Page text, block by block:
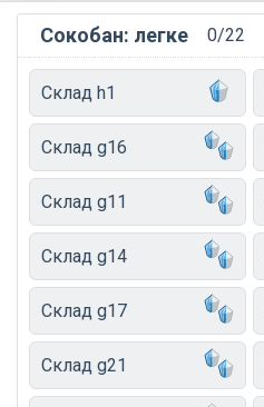
Сокобан: легке 0/22
Склад h1
Склад g16
Склад g11
Склад g14
Склад g17
Склад g21